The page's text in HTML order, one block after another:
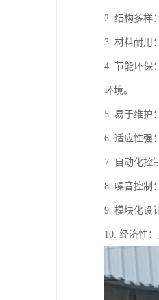
2. 结构多样
3. 材料耐用
4. 节能环保
环境。
5. 易于维护
6. 适应性强
7. 自动化控
8. 噪音控制
9. 模块化设
10. 经济性